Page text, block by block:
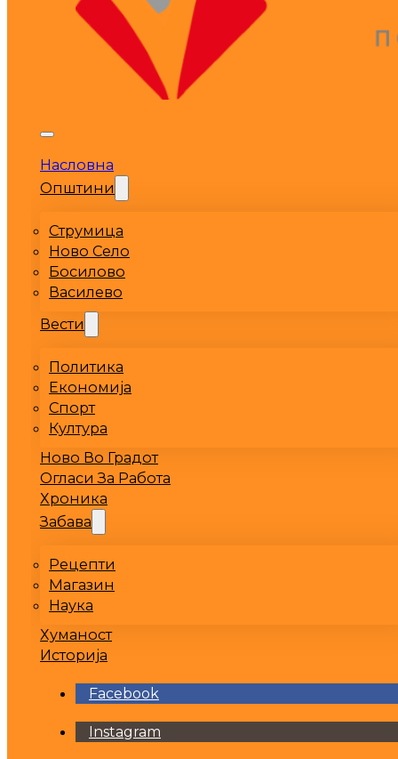
Насловна
Општини
Струмица
Ново Село
Босилово
Василево
Вести
Политика
Економија
Спорт
Култура
Ново Во Градот
Огласи За Работа
Хроника
Забава
Рецепти
Магазин
Наука
Хуманост
Историја
Facebook
Instagram